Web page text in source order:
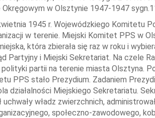
Okręgowym w Olsztynie 1947-1947
1945 r. Wojewódzkiego Komitetu
w terenie. Miejski Komitet PPS w
która zbierała się raz w roku i
Partyjny i Miejski Sekretariat. Na czele
partii na terenie miasta Olsztyna.
PPS stało Prezydium. Zadaniem
działalności Miejskiego Sekretariatu.
władz zwierzchnich,
społeczno-zawodowego,